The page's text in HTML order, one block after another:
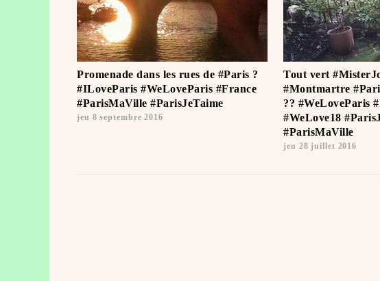
Promenade dans les rues de #Paris ?
#ILoveParis #WeLoveParis #France
#ParisMaVille #ParisJeTaime ️
jeu 8 septembre 2016
Tout vert
#Montmartre
?? #WeLoveParis
#WeLove18
#ParisMaVille
jeu 28 juillet 2016